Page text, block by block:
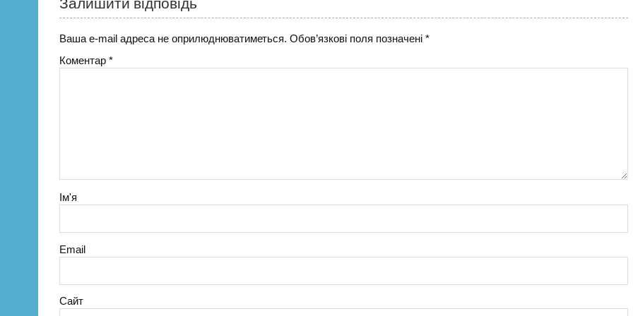
Ваша e-mail адреса не оприлюднюватиметься. Обов’язкові поля позначені*
Коментар*
Ім'я
Email
Сайт